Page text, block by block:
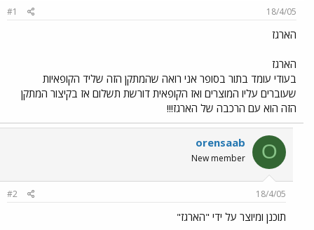
18/4/05
#1
הארגז
הארגז
בעודי עומד בתור בסופר אני רואה שהמתקן הזה שליד הקופאיות
שעוברים עליו המוצרים ואז הקופאית דורשת תשלום אז בקיצור המתקן
הזה הוא עם הרכבה של הארגז!!!
O
orensaab
New member
18/4/05
#2
תוכנן ומיוצר על ידי "הארגז"